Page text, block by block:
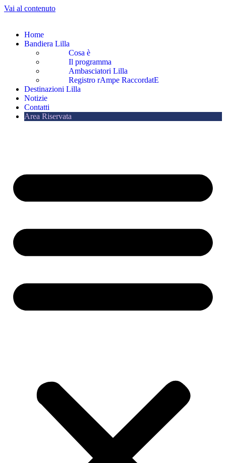
Vai al contenuto
Home
Bandiera Lilla
Cosa è
Il programma
Ambasciatori Lilla
Registro rAmpe RaccordatE
Destinazioni Lilla
Notizie
Contatti
Area Riservata